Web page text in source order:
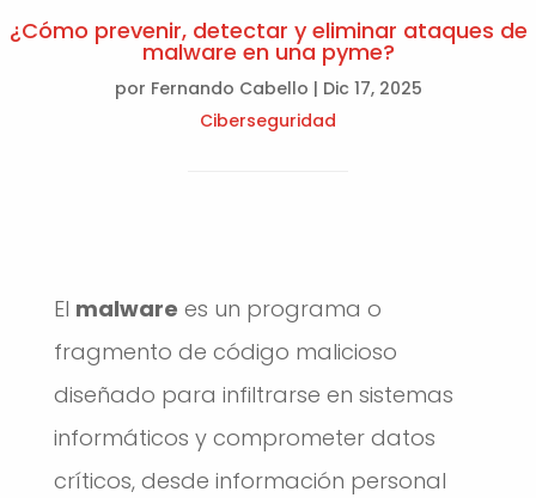
¿Cómo prevenir, detectar y eliminar ataques de
malware en una pyme?
por Fernando Cabello | Dic 17, 2025
Ciberseguridad
El malware es un programa o
fragmento de código malicioso
diseñado para infiltrarse en sistemas
informáticos y comprometer datos
críticos, desde información personal